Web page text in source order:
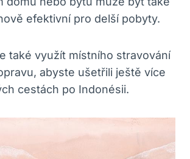
efektivní pro delší pobyty.
také využít místního stravování
abyste ušetřili ještě více
cestách po Indonésii.